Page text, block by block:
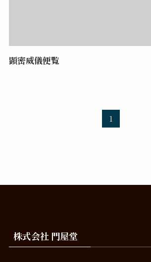
顕密威儀便覧
1
株式会社 門屋堂